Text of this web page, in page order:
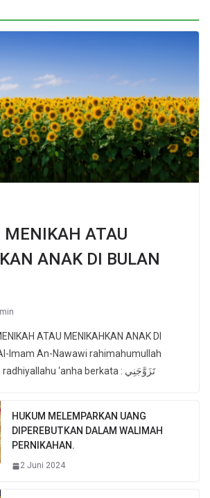
ATAU
ANAK DI BULAN
ATAU MENIKAHKAN ANAK DI
Imam An-Nawawi rahimahumullah
Ta’ala Dari Aisyah radhiyallahu ‘anha berkata : تَزَوَّجَنِي
HUKUM MELEMPARKAN UANG
DIPEREBUTKAN DALAM WALIMAH
PERNIKAHAN.
2 Juni 2024